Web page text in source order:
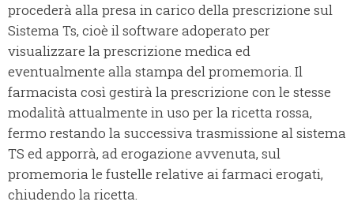
procederà alla presa in carico della prescrizione sul
Sistema Ts, cioè il software adoperato per
visualizzare la prescrizione medica ed
eventualmente alla stampa del promemoria. Il
farmacista così gestirà la prescrizione con le stesse
modalità attualmente in uso per la ricetta rossa,
fermo restando la successiva trasmissione al sistema
TS ed apporrà, ad erogazione avvenuta, sul
promemoria le fustelle relative ai farmaci erogati,
chiudendo la ricetta.